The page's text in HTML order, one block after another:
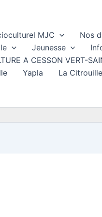
MJC
Nos
Jeunesse
A CESSON VERT-
Yapla La